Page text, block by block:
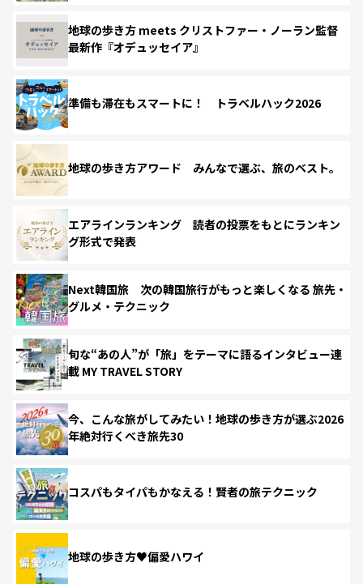
地球の歩き方 meets クリストファー・ノーラン監督
最新作『オデュッセイア』
準備も滞在もスマートに！ トラベルハック2026
地球の歩き方アワード みんなで選ぶ、旅のベスト。
エアラインランキング 読者の投票をもとにランキン
グ形式で発表
Next韓国旅 次の韓国旅行がもっと楽しくなる 旅先・
グルメ・テクニック
旬な“あの人”が「旅」をテーマに語るインタビュー連
載 MY TRAVEL STORY
今、こんな旅がしてみたい！地球の歩き方が選ぶ2026
年絶対行くべき旅先30
コスパもタイパもかなえる！賢者の旅テクニック
地球の歩き方♥偏愛ハワイ